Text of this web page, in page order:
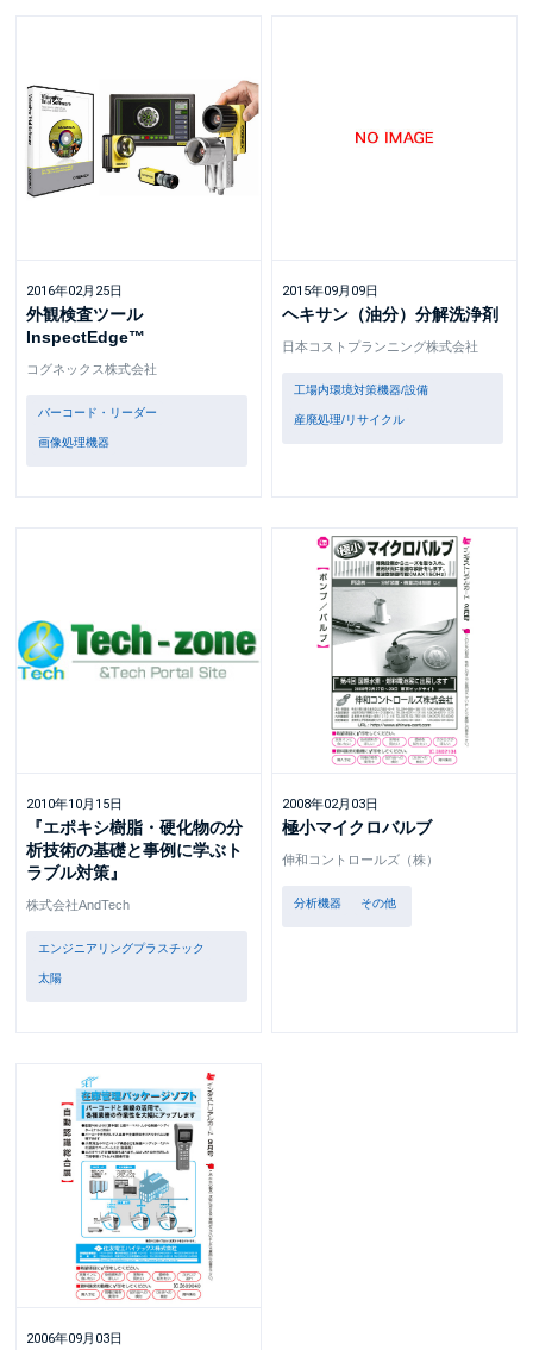
2016年02月25日
外観検査ツール
InspectEdge™
コグネックス株式会社
バーコード・リーダー
画像処理機器
2015年09月09日
ヘキサン（油分）分解洗浄剤
日本コストプランニング株式会社
工場内環境対策機器/設備
産廃処理/リサイクル
2010年10月15日
『エポキシ樹脂・硬化物の分
析技術の基礎と事例に学ぶト
ラブル対策』
株式会社AndTech
エンジニアリングプラスチック
太陽
2008年02月03日
極小マイクロバルブ
伸和コントロールズ（株）
分析機器 その他
2006年09月03日